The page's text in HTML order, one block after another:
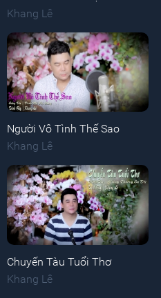
Khang Lê
Người Vô Tình Thế Sao
Khang Lê
Chuyến Tàu Tuổi Thơ
Khang Lê